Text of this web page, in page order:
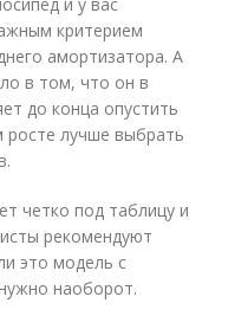
критерием
амортизатора. А
в том, что он в
до конца опустить
росте лучше выбрать
четко под таблицу и
рекомендуют
это модель с
наоборот.